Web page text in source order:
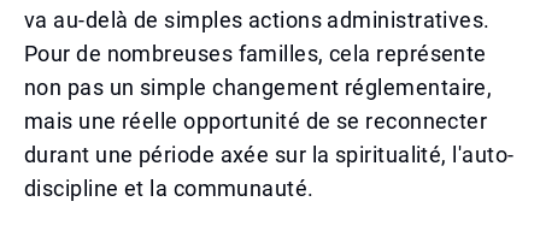
va au-delà de simples actions administratives.
Pour de nombreuses familles, cela représente
non pas un simple changement réglementaire,
mais une réelle opportunité de se reconnecter
durant une période axée sur la spiritualité, l'auto-
discipline et la communauté.